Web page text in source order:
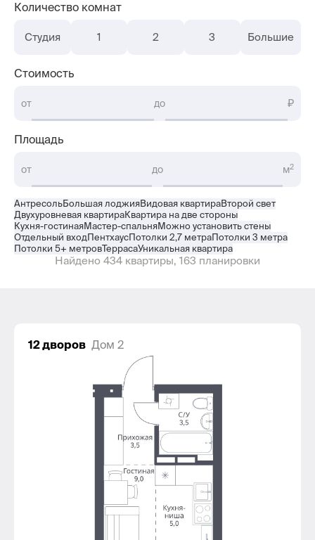
Новости
Вакансии
Количество комнат
Студия 1 2 3 Большие
Стоимость
от до ₽
Площадь
от до м2
АнтресольБольшая лоджияВидовая квартираВторой свет
Двухуровневая квартираКвартира на две стороны
Кухня-гостинаяМастер-спальняМожно установить стены
Отдельный входПентхаусПотолки 2,7 метраПотолки 3 метра
Потолки 5+ метровТеррасаУникальная квартира
Найдено 434 квартиры, 163 планировки
12 дворов Дом 2